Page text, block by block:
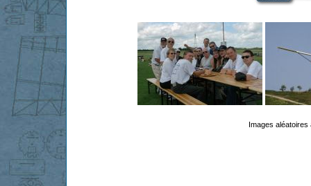
Images aléatoires